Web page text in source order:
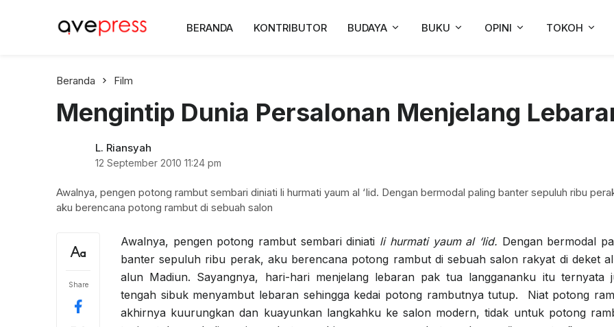
AvePress.com
Belajar dari Komentar
BERANDA KONTRIBUTOR BUDAYA BUKU OPINI TOKOH
Beranda Film
Mengintip Dunia Persalonan Menjelang
L. Riansyah
12 September 2010 11:24 pm
Awalnya, pengen potong rambut sembari diniati li hurmati yaum al ‘Iid. Dengan bermodal paling banter sepuluh ribu
aku berencana potong rambut di sebuah salon
Share
Awalnya, pengen potong rambut sembari diniati li hurmati yaum al ‘Iid. Dengan bermodal
banter sepuluh ribu perak, aku berencana potong rambut di sebuah salon rakyat di deket
alun Madiun. Sayangnya, hari-hari menjelang lebaran pak tua langgananku itu ternyata
tengah sibuk menyambut lebaran sehingga kedai potong rambutnya tutup. Niat potong
akhirnya kuurungkan dan kuayunkan langkahku ke salon modern, tidak untuk potong